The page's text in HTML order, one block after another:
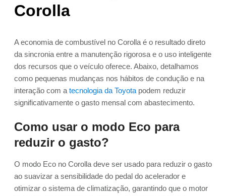
Corolla
A economia de combustível no Corolla é o resultado direto
da sincronia entre a manutenção rigorosa e o uso inteligente
dos recursos que o veículo oferece. Abaixo, detalhamos
como pequenas mudanças nos hábitos de condução e na
interação com a tecnologia da Toyota podem reduzir
significativamente o gasto mensal com abastecimento.
Como usar o modo Eco para
reduzir o gasto?
O modo Eco no Corolla deve ser usado para reduzir o gasto
ao suavizar a sensibilidade do pedal do acelerador e
otimizar o sistema de climatização, garantindo que o motor